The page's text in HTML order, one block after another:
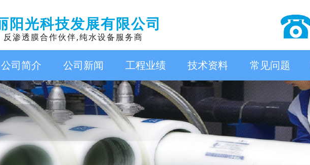
阳光科技发展有限公司
反渗透膜合作伙伴,纯水设备服务商
公司简介 公司新闻 工程业绩 技术资料 常见问题